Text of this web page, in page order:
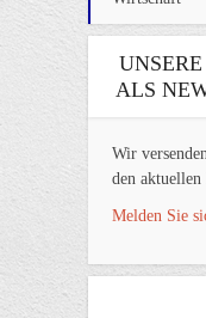
ALS
Wir
den
Melden Sie